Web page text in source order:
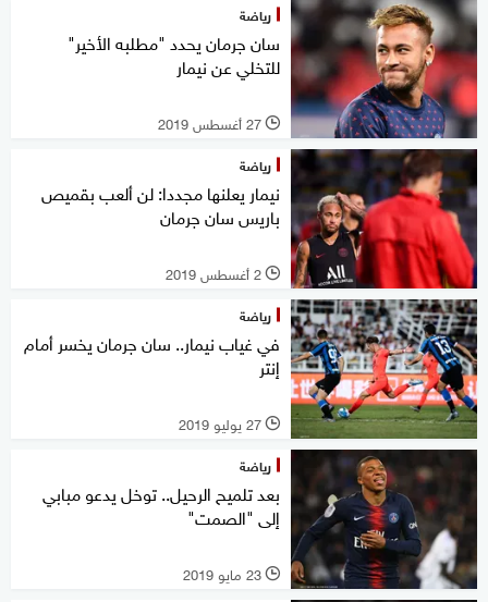
رياضة
سان جرمان يحدد "مطلبه الأخير"
للتخلي عن نيمار
l 27 أغسطس 2019
رياضة
نيمار يعلنها مجددا: لن ألعب بقميص
باريس سان جرمان
l 2 أغسطس 2019
رياضة
في غياب نيمار.. سان جرمان يخسر أمام
إنتر
l 27 يوليو 2019
رياضة
بعد تلميح الرحيل.. توخل يدعو مبابي
إلى "الصمت"
l 23 مايو 2019